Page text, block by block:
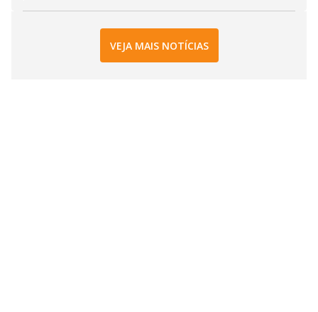
VEJA MAIS NOTÍCIAS